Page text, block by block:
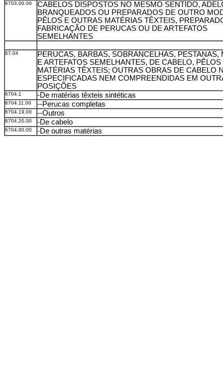
6703.00.00
CABELOS DISPOSTOS NO MESMO SENTIDO,
BRANQUEADOS OU PREPARADOS DE OUTRO
PÊLOS E OUTRAS MATÉRIAS TÊXTEIS,
FABRICAÇÃO DE PERUCAS OU DE ARTEFATOS
SEMELHANTES
67.04
PERUCAS, BARBAS, SOBRANCELHAS, PESTANAS,
E ARTEFATOS SEMELHANTES, DE CABELO,
MATÉRIAS TÊXTEIS; OUTRAS OBRAS DE CABELO
ESPECIFICADAS NEM COMPREENDIDAS EM
POSIÇÕES
6704.1 -De matérias têxteis sintéticas
6704.11.00 --Perucas completas
6704.19.00 --Outros
6704.20.00 -De cabelo
6704.90.00 -De outras matérias